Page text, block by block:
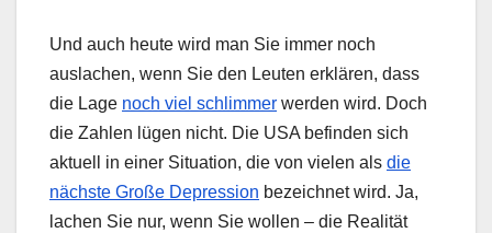
Und auch heute wird man Sie immer noch
auslachen, wenn Sie den Leuten erklären, dass
die Lage noch viel schlimmer werden wird. Doch
die Zahlen lügen nicht. Die USA befinden sich
aktuell in einer Situation, die von vielen als die
nächste Große Depression bezeichnet wird. Ja,
lachen Sie nur, wenn Sie wollen – die Realität